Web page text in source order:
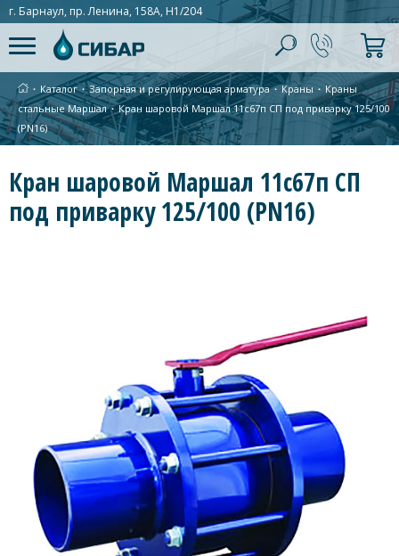
г. Барнаул, пр. Ленина, 158А, Н1/204
∙ Каталог ∙Запорная и регулирующая арматура ∙Краны ∙ Краны
стальные Маршал ∙Кран шаровой Маршал 11с67п СП под приварку 125/100
(PN16)
Кран шаровой Маршал 11с67п СП
под приварку 125/100 (PN16)